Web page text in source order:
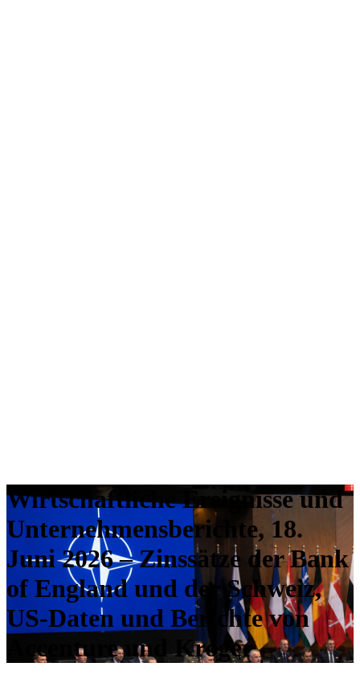
Wirtschaftliche Ereignisse und
Unternehmensberichte, 18.
Juni 2026 – Zinssätze der Bank
of England und der Schweiz,
US-Daten und Berichte von
Accenture und Kroger